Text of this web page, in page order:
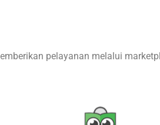
pelayanan melalui